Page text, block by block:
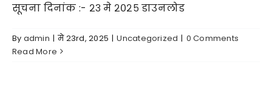
सूचना दिनांक :- २३ मे २०२५ डाउनलोड
By admin | मे 23rd, 2025 | Uncategorized | 0 Comments
Read More